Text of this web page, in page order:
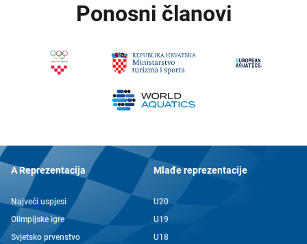
Ponosni članovi
A Reprezentacija
Najveći uspjesi
Olimpijske igre
Svjetsko prvenstvo
Mlađe reprezentacije
U20
U19
U18